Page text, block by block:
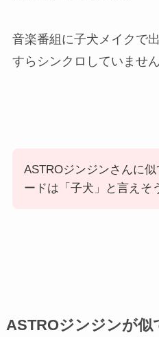
音楽番組に子犬メイクで
すらシンクロしていませ
ASTROジンジンさんに
ードは「子犬」と言えそ
ASTROジンジンが似